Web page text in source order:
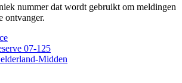
nummer dat wordt gebruikt om meldingen
ontvanger.
07-125
Midden